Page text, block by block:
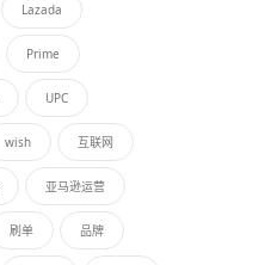
Lazada
Prime
UPC
wish 互联网
亚马逊运营
刷单 品牌